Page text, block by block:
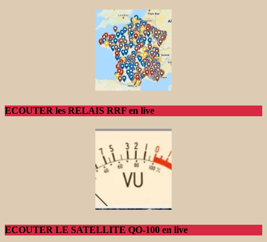
ECOUTER les RELAIS RRF en live
ECOUTER LE SATELLITE QO-100 en live